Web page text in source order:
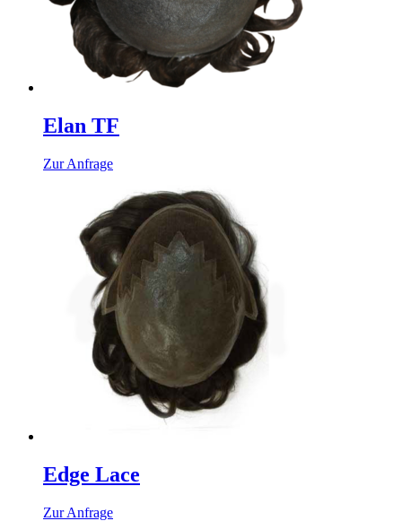
Elan TF
Zur Anfrage
Edge Lace
Zur Anfrage